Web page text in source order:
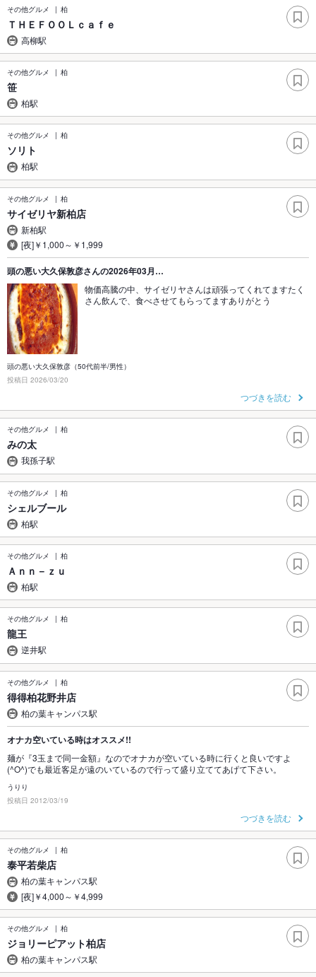
その他グルメ 柏
ＴＨＥＦＯＯＬｃａｆｅ
高柳駅
その他グルメ 柏
笹
柏駅
その他グルメ 柏
ソリト
柏駅
その他グルメ 柏
サイゼリヤ新柏店
新柏駅
[夜]￥1,000～￥1,999
頭の悪い大久保敦彦さんの2026年03月…
物価高騰の中、サイゼリヤさんは頑張ってくれてますたく
さん飲んで、食べさせてもらってますありがとう
頭の悪い大久保敦彦（50代前半/男性）
投稿日 2026/03/20
つづきを読む
その他グルメ 柏
みの太
我孫子駅
その他グルメ 柏
シェルブール
柏駅
その他グルメ 柏
Ａｎｎ－ｚｕ
柏駅
その他グルメ 柏
龍王
逆井駅
その他グルメ 柏
得得柏花野井店
柏の葉キャンパス駅
オナカ空いている時はオススメ!!
麺が『3玉まで同一金額』なのでオナカが空いている時に行くと良いですよ
(^O^)でも最近客足が遠のいているので行って盛り立ててあげて下さい。
うりり
投稿日 2012/03/19
つづきを読む
その他グルメ 柏
泰平若柴店
柏の葉キャンパス駅
[夜]￥4,000～￥4,999
その他グルメ 柏
ジョリーピアット柏店
柏の葉キャンパス駅